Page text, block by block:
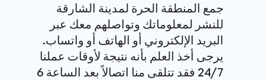
جمع المنطقة الحرة لمدينة الشارقة
للنشر لمعلوماتك وتواصلهم معك عبر
البريد الإلكتروني أو الهاتف أو واتساب.
يرجى أخذ العلم بأنه نتيجة لأوقات عملنا
24/7 فقد تتلقى منا اتصالاً بعد الساعة 6